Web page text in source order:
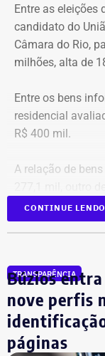
Viagens
acadêmico
Apenas no
Victor Travancas
distribuídas em
costumam citar
universidades e
com o ano
Também há
diferentes. Em
Emirados Árabes
Entre as eleições
candidato do
Câmara do Rio,
milhões, alta de
Entre os bens
residencial
R$ 400 mil.
A relação de
D300, ano 2023,
aparecem na lista
CONTINUE LENDO
TRANSPARÊNCIA
Búzios
nove perfis
páginas